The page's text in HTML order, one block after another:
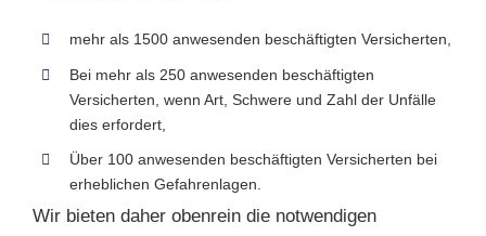
mehr als 1500 anwesenden beschäftigten Versicherten,
Bei mehr als 250 anwesenden beschäftigten
Versicherten, wenn Art, Schwere und Zahl der Unfälle
dies erfordert,
Über 100 anwesenden beschäftigten Versicherten bei
erheblichen Gefahrenlagen.
Wir bieten daher obenrein die notwendigen